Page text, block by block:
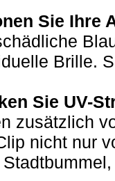
Sie Ihre
Brille.
Sie UV-
zusätzlich
nicht nur